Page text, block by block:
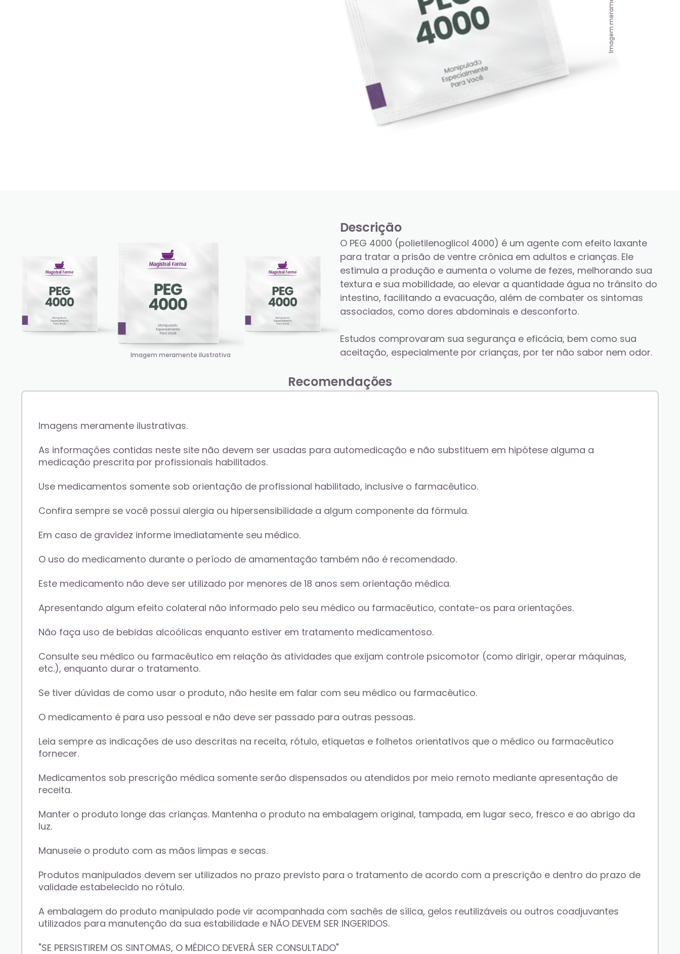
Descrição
O PEG 4000 (polietilenoglicol 4000) é um agente com efeito laxante
para tratar a prisão de ventre crônica em adultos e crianças. Ele
estimula a produção e aumenta o volume de fezes, melhorando sua
textura e sua mobilidade, ao elevar a quantidade água no trânsito do
intestino, facilitando a evacuação, além de combater os sintomas
associados, como dores abdominais e desconforto.
Estudos comprovaram sua segurança e eficácia, bem como sua
aceitação, especialmente por crianças, por ter não sabor nem odor.
Imagem meramente ilustrativa
Recomendações
Imagens meramente ilustrativas.
As informações contidas neste site não devem ser usadas para automedicação e não substituem em hipótese alguma a
medicação prescrita por profissionais habilitados.
Use medicamentos somente sob orientação de profissional habilitado, inclusive o farmacêutico.
Confira sempre se você possui alergia ou hipersensibilidade a algum componente da fórmula.
Em caso de gravidez informe imediatamente seu médico.
O uso do medicamento durante o período de amamentação também não é recomendado.
Este medicamento não deve ser utilizado por menores de 18 anos sem orientação médica.
Apresentando algum efeito colateral não informado pelo seu médico ou farmacêutico, contate-os para orientações.
Não faça uso de bebidas alcoólicas enquanto estiver em tratamento medicamentoso.
Consulte seu médico ou farmacêutico em relação às atividades que exijam controle psicomotor (como dirigir, operar máquinas,
etc.), enquanto durar o tratamento.
Se tiver dúvidas de como usar o produto, não hesite em falar com seu médico ou farmacêutico.
O medicamento é para uso pessoal e não deve ser passado para outras pessoas.
Leia sempre as indicações de uso descritas na receita, rótulo, etiquetas e folhetos orientativos que o médico ou farmacêutico
fornecer.
Medicamentos sob prescrição médica somente serão dispensados ou atendidos por meio remoto mediante apresentação de
receita.
Manter o produto longe das crianças. Mantenha o produto na embalagem original, tampada, em lugar seco, fresco e ao abrigo da
luz.
Manuseie o produto com as mãos limpas e secas.
Produtos manipulados devem ser utilizados no prazo previsto para o tratamento de acordo com a prescrição e dentro do prazo de
validade estabelecido no rótulo.
A embalagem do produto manipulado pode vir acompanhada com sachês de sílica, gelos reutilizáveis ou outros coadjuvantes
utilizados para manutenção da sua estabilidade e NÃO DEVEM SER INGERIDOS.
"SE PERSISTIREM OS SINTOMAS, O MÉDICO DEVERÁ SER CONSULTADO"